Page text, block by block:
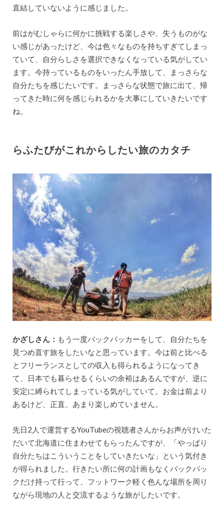
直結していないように感じました。
前はがむしゃらに何かに挑戦する楽しさや、失うものがな
い感じがあったけど、今は色々なものを持ちすぎてしまっ
ていて、自分らしさを選択できなくなっている気がしてい
ます。今持っているものをいったん手放して、まっさらな
自分たちを感じたいです。まっさらな状態で旅に出て、帰
ってきた時に何を感じられるかを大事にしていきたいです
ね。
らふたびがこれからしたい旅のカタチ
かざしさん： もう一度バックパッカーをして、自分たちを
見つめ直す旅をしたいなと思っています。今は前と比べる
とフリーランスとしての収入も得られるようになってき
て、日本でも暮らせるくらいの余裕はあるんですが、逆に
安定に縛られてしまっている気がしていて。お金は前より
あるけど、正直、あまり楽しめていません。
先日2人で運営するYouTubeの視聴者さんからお声がけいた
だいて北海道に住まわせてもらったんですが、「やっぱり
自分たちはこういうことをしていきたいな」という気付き
が得られました。行きたい所に何の計画もなくバックパッ
クだけ持って行って、フットワーク軽く色んな場所を周り
ながら現地の人と交流するような旅がしたいです。